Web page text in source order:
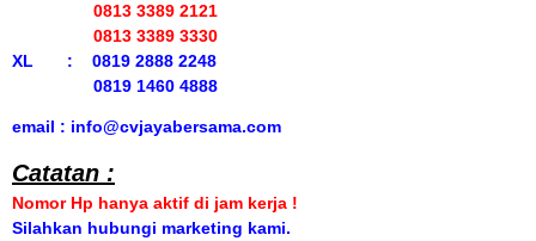
0813 3389 2121
0813 3389 3330
XL : 0819 2888 2248
0819 1460 4888
email : info@cvjayabersama.com
Catatan :
Nomor Hp hanya aktif di jam kerja !
Silahkan hubungi marketing kami.